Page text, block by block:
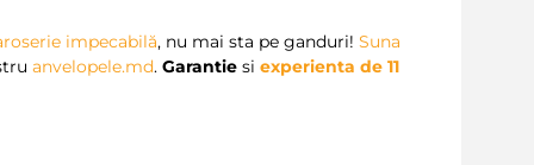
impecabilă, nu mai sta pe ganduri!Suna
anvelopele.md.Garantie siexperienta de 11